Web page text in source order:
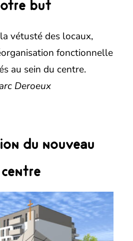
but
vétusté des locaux,
fonctionnelle
au sein du centre.
Deroeux
du nouveau
centre